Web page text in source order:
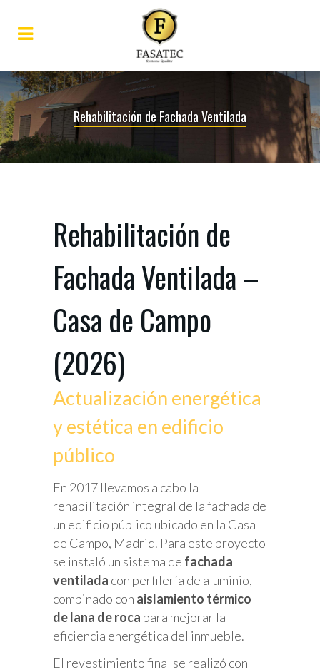
Rehabilitación de Fachada Ventilada
Rehabilitación de
Fachada Ventilada –
Casa de Campo
(2026)
Actualización energética
y estética en edificio
público
En 2017 llevamos a cabo la
rehabilitación integral de la fachada de
un edificio público ubicado en la Casa
de Campo, Madrid. Para este proyecto
se instaló un sistema de fachada
ventilada con perfilería de aluminio,
combinado con aislamiento térmico
de lana de roca para mejorar la
eficiencia energética del inmueble.
El revestimiento final se realizó con